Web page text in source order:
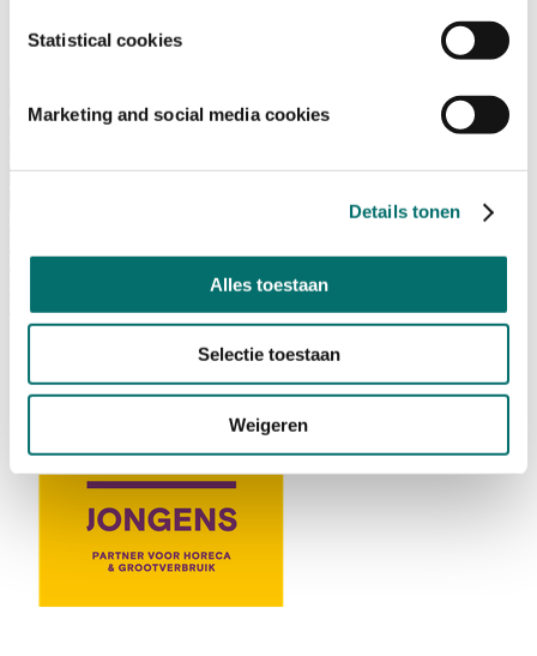
Statistical cookies
Marketing and social media cookies
Details tonen
Alles toestaan
Selectie toestaan
Weigeren
Nederlands
Exposeren
Bezoeken